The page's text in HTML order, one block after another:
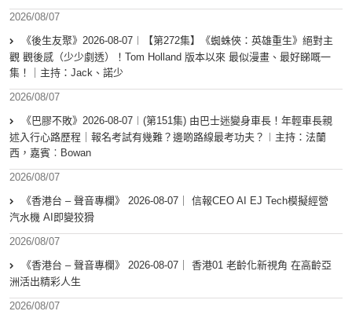
2026/08/07
《後生友聚》2026-08-07︱【第272集】《蜘蛛俠：英雄重生》絕對主
觀 觀後感（少少劇透）！Tom Holland 版本以來 最似漫畫、最好睇嘅一
集！｜主持：Jack、諾少
2026/08/07
《巴膠不敗》2026-08-07︱(第151集) 由巴士迷變身車長！年輕車長親
述入行心路歷程｜報名考試有幾難？邊啲路線最考功夫？︱主持：法蘭
西，嘉賓︰Bowan
2026/08/07
《香港台 – 聲音專欄》 2026-08-07｜ 信報CEO AI EJ Tech模擬經營
汽水機 AI即變狡猾
2026/08/07
《香港台 – 聲音專欄》 2026-08-07｜ 香港01 老齡化新視角 在高齡亞
洲活出精彩人生
2026/08/07